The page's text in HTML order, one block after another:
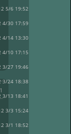
5/6 19:52
4/30 17:59
4/14 13:30
4/10 17:15
3/27 19:46
3/24 18:38
3/13 18:41
3/3 15:24
3/1 18:52